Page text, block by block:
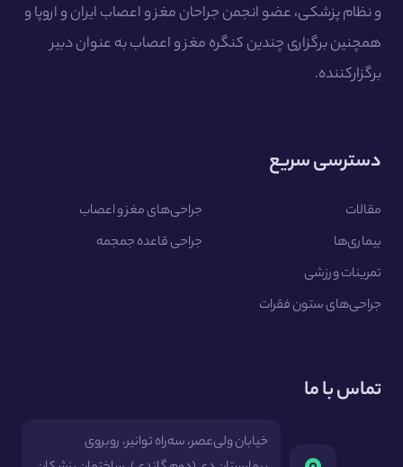
و نظام پزشکی، عضو انجمن جراحان مغز و اعصاب ایران و اروپا و
همچنین برگزاری چندین کنگره مغز و اعصاب به عنوان دبیر
برگزارکننده.
دسترسی سریع
مقالات
بیماری‌ها
تمرینات ورزشی
جراحی‌های ستون فقرات
جراحی‌های مغز و اعصاب
جراحی قاعده جمجمه
تماس با ما
خیابان ولی‌عصر، سه‌راه توانیر، روبروی